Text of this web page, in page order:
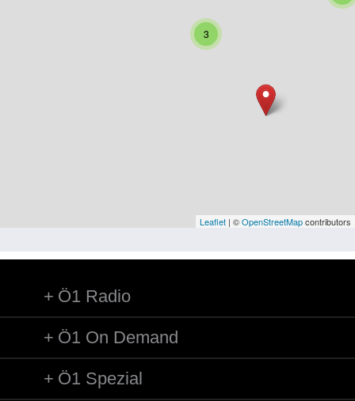
Niederösterreich
Vorarlberg
Besatzungsmächte
Frauen, Mütter, Kinder
3
Leaflet | ©OpenStreetMapcontributors
Ö1 Radio
Ö1 On Demand
Ö1 Spezial